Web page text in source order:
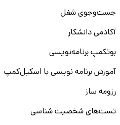
جست‌و‌جوی شغل
آکادمی دانشکار
بوتکمپ برنامه‌نویسی
آموزش برنامه نویسی با اسکیل‌کمپ
رزومه ساز
تست‌های شخصیت شناسی